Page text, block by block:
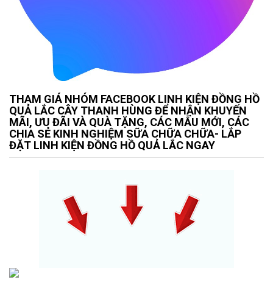
THAM GIÁ NHÓM FACEBOOK LINH KIỆN ĐỒNG HỒ
QUẢ LẮC CÂY THANH HÙNG ĐỂ NHẬN KHUYẾN
MÃI, ƯU ĐÃI VÀ QUÀ TẶNG, CÁC MẪU MỚI, CÁC
CHIA SẺ KINH NGHIỆM SỮA CHỮA CHỮA- LẮP
ĐẶT LINH KIỆN ĐỒNG HỒ QUẢ LẮC NGAY